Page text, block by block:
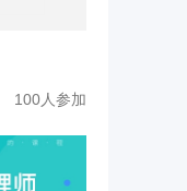
100人参加